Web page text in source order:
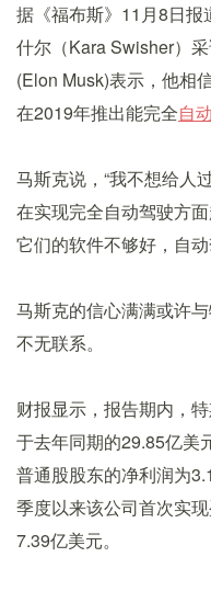
据《福布斯》11月8日报
什尔（Kara Swisher）采
(Elon Musk)表示，他相
在2019年推出能完全自
马斯克说，“我不想给人
在实现完全自动驾驶方
它们的软件不够好，自
马斯克的信心满满或许
不无联系。
财报显示，报告期内，
于去年同期的29.85亿美
普通股股东的净利润为
季度以来该公司首次实
7.39亿美元。